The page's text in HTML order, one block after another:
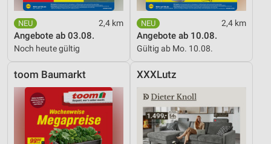
2,4 km
Angebote ab 03.08.
Noch heute gültig
2,4 km
Angebote ab 10.08.
Gültig ab Mo. 10.08.
toom Baumarkt XXXLutz